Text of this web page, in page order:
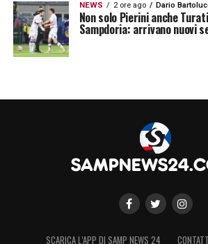
NEWS 2 ore ago Dario
Non solo Pierini anche
Sampdoria: arrivano nuovi
SCARICA L’APP DI SAMP NEWS 24